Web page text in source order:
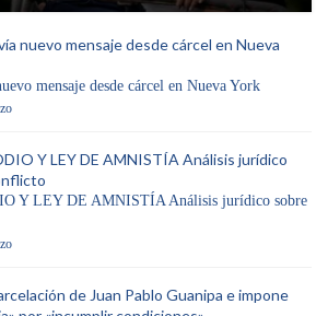
mensaje desde cárcel en Nueva York
Y LEY DE AMNISTÍA Análisis jurídico sobre